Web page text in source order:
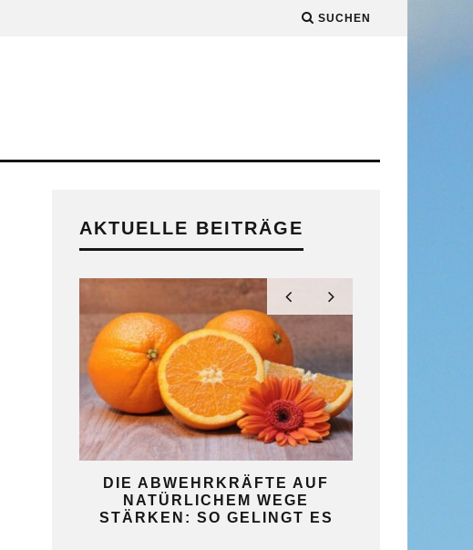
SUCHEN
AKTUELLE BEITRÄGE
DIE ABWEHRKRÄFTE AUF
NATÜRLICHEM WEGE
STÄRKEN: SO GELINGT ES